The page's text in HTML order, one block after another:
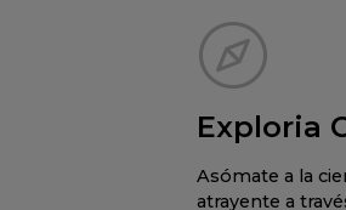
Exploria
Asómate a la
atrayente a